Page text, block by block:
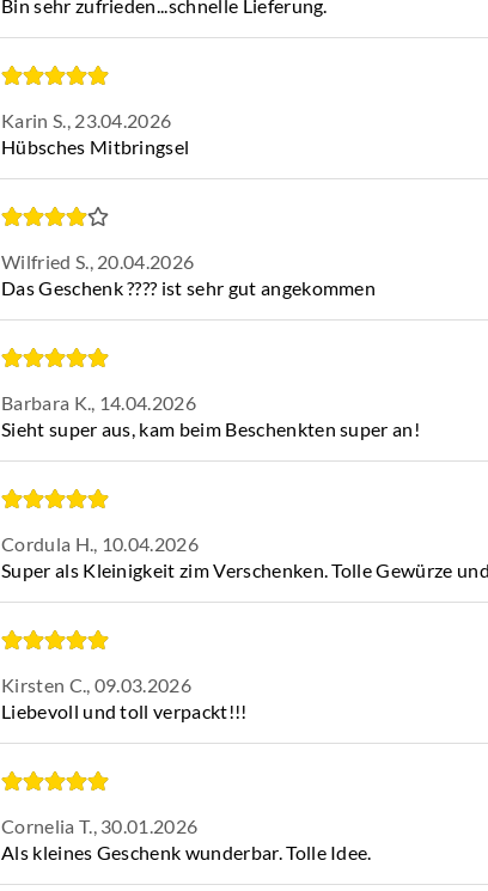
Bin sehr zufrieden...schnelle Lieferung.
Karin S., 23.04.2026
Hübsches Mitbringsel
Wilfried S., 20.04.2026
Das Geschenk ???? ist sehr gut angekommen
Barbara K., 14.04.2026
Sieht super aus, kam beim Beschenkten super an!
Cordula H., 10.04.2026
Super als Kleinigkeit zim Verschenken. Tolle Gewürze
Kirsten C., 09.03.2026
Liebevoll und toll verpackt!!!
Cornelia T., 30.01.2026
Als kleines Geschenk wunderbar. Tolle Idee.